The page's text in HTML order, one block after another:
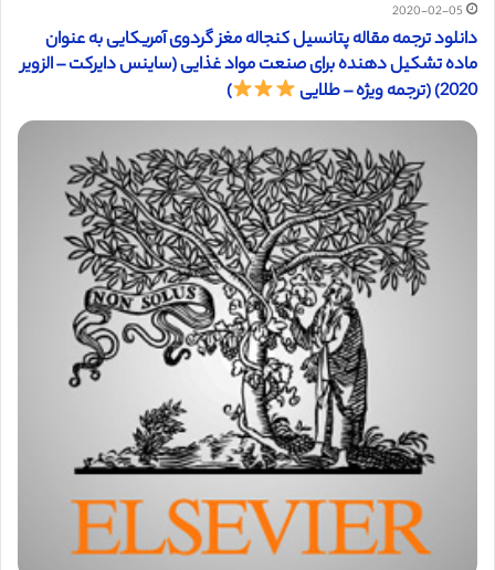
2020-02-05
دانلود ترجمه مقاله پتانسیل کنجاله مغز گردوی آمریکایی به عنوان
ماده تشکیل دهنده برای صنعت مواد غذایی (ساینس دایرکت – الزویر
2020) (ترجمه ویژه – طلایی
)